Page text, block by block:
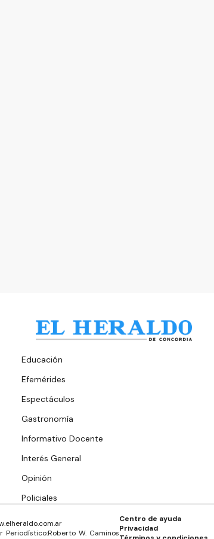
Educación
Efemérides
Espectáculos
Gastronomía
Informativo Docente
Interés General
Opinión
Policiales
elheraldo.com.ar
Periodístico:Roberto W. CaminosPrivacidad
Centro de ayuda